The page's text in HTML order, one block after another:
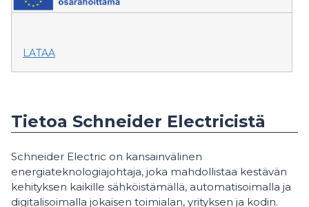
LATAA
Tietoa Schneider Electricistä
Schneider Electric on kansainvälinen
energiateknologiajohtaja, joka mahdollistaa kestävän
kehityksen kaikille sähköistämällä, automatisoimalla ja
digitalisoimalla jokaisen toimialan, yrityksen ja kodin.